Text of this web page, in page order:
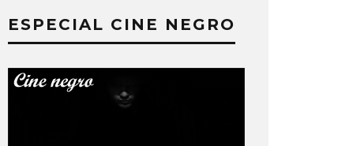
ESPECIAL CINE NEGRO